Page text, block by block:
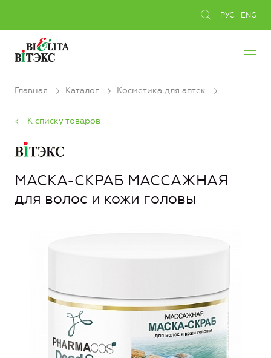
РУС ENG
Главная Каталог Косметика для аптек
К списку товаров
МАСКА-СКРАБ МАССАЖНАЯ
для волос и кожи головы